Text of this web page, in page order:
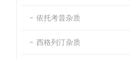
依托考昔杂质
西格列汀杂质